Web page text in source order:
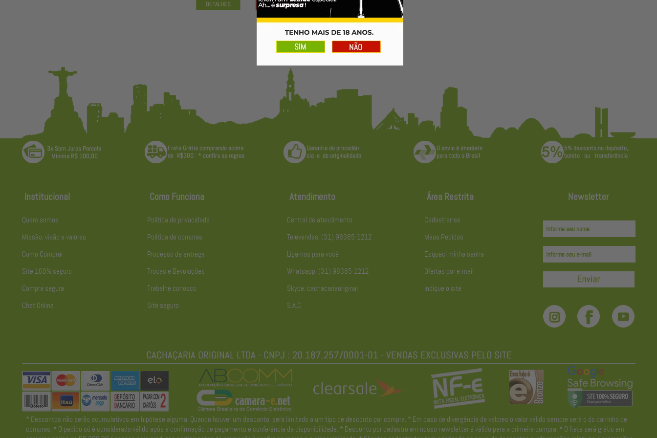
Institucional
Quem somos
Missão, visão e valores
Como Comprar
Site 100% seguro
Compra segura
Chat Online
Como Funciona
Política de privacidade
Política de compras
Processo de entrega
Trocas e Devoluções
Trabalhe conosco
Site seguro
Atendimento
Central de atendimento
Televendas: (31) 98365-1212
Ligamos para você
Whatsapp: (31) 98365-1212
Skype: cachacariaoriginal
S.A.C
Área Restrita
Cadastrar-se
Meus Pedidos
Esqueci minha senha
Ofertas por e-mail
Indique o site
Newsletter
* Descontos não serão acumulativos em hipótese alguma. Quando houver um desconto, será limitado a um tipo de desconto por compra. * Em caso de divergência de valores o valor válido sempre será o do carrinho de
compras. * O pedido só é considerado válido após a confirmação de pagamento e conferência da disponibilidade. * Desconto por cadastro em nosso newsletter é válido para a primeira compra. * O frete será grátis em